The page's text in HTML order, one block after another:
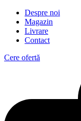
Despre noi
Magazin
Livrare
Contact
Cere ofertă